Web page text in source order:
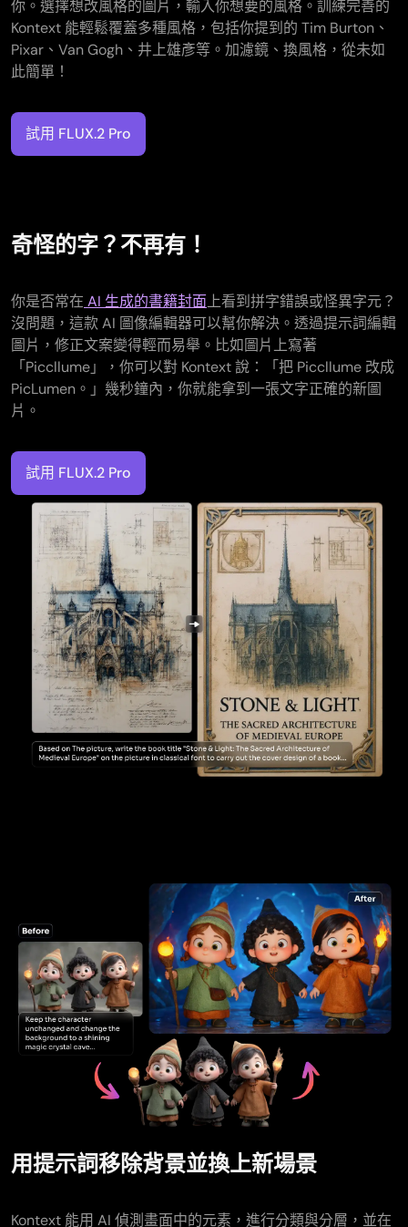
你。選擇想改風格的圖片，輸入你想要的風格。訓練完善的
Kontext 能輕鬆覆蓋多種風格，包括你提到的 Tim Burton、
Pixar、Van Gogh、井上雄彥等。加濾鏡、換風格，從未如
此簡單！
試用 FLUX.2 Pro
奇怪的字？不再有！
你是否常在 AI 生成的書籍封面上看到拼字錯誤或怪異字元？
沒問題，這款 AI 圖像編輯器可以幫你解決。透過提示詞編輯
圖片，修正文案變得輕而易舉。比如圖片上寫著
「Piccllume」，你可以對 Kontext 說：「把 Piccllume 改成
PicLumen。」幾秒鐘內，你就能拿到一張文字正確的新圖
片。
試用 FLUX.2 Pro
用提示詞移除背景並換上新場景
Kontext 能用 AI 偵測畫面中的元素，進行分類與分層，並在